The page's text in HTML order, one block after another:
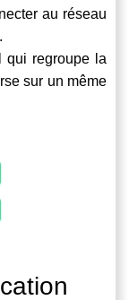
au réseau
qui regroupe la
sur un même